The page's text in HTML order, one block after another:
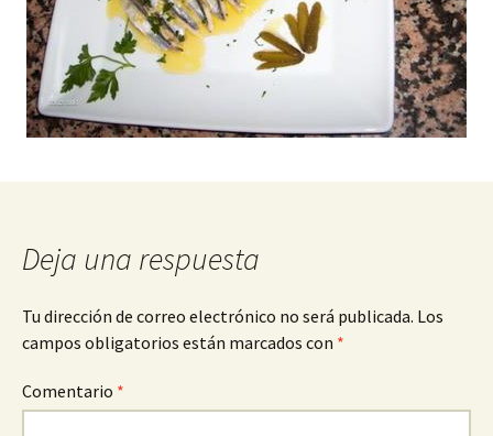
Deja una respuesta
Tu dirección de correo electrónico no será publicada. Los
campos obligatorios están marcados con *
Comentario *